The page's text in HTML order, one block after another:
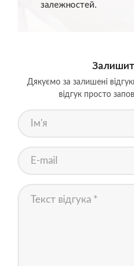
залежностей.
Дякуємо за залишені
відгук просто